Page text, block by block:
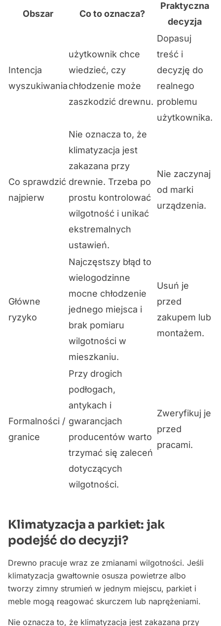
Obszar Co to oznacza?
Praktyczna
decyzja
Intencja
wyszukiwania
użytkownik chce
wiedzieć, czy
chłodzenie może
zaszkodzić drewnu.
Dopasuj
treść i
decyzję do
realnego
problemu
użytkownika.
Co sprawdzić
najpierw
Nie oznacza to, że
klimatyzacja jest
zakazana przy
drewnie. Trzeba po
prostu kontrolować
wilgotność i unikać
ekstremalnych
ustawień.
Nie zaczynaj
od marki
urządzenia.
Główne
ryzyko
Najczęstszy błąd to
wielogodzinne
mocne chłodzenie
jednego miejsca i
brak pomiaru
wilgotności w
mieszkaniu.
Usuń je
przed
zakupem lub
montażem.
Formalności /
granice
Przy drogich
podłogach,
antykach i
gwarancjach
producentów warto
trzymać się zaleceń
dotyczących
wilgotności.
Zweryfikuj je
przed
pracami.
Klimatyzacja a parkiet: jak
podejść do decyzji?
Drewno pracuje wraz ze zmianami wilgotności. Jeśli
klimatyzacja gwałtownie osusza powietrze albo
tworzy zimny strumień w jednym miejscu, parkiet i
meble mogą reagować skurczem lub naprężeniami.
Nie oznacza to, że klimatyzacja jest zakazana przy